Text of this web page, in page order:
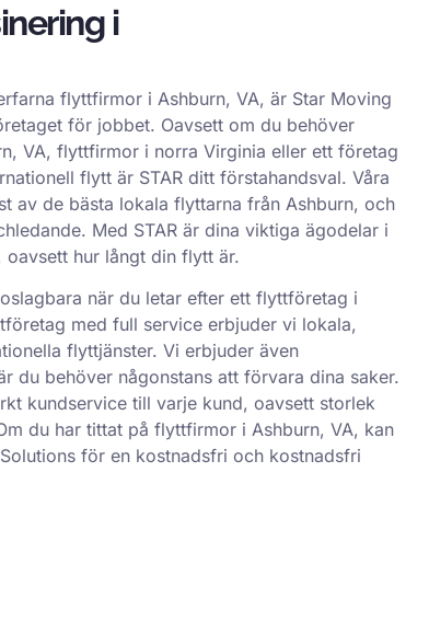
i
flyttfirmor i Ashburn, VA, är Star Moving
för jobbet. Oavsett om du behöver
VA, flyttfirmor i norra Virginia eller ett företag
flytt är STAR ditt förstahandsval. Våra
av de bästa lokala flyttarna från Ashburn, och
Med STAR är dina viktiga ägodelar i
hur långt din flytt är.
när du letar efter ett flyttföretag i
med full service erbjuder vi lokala,
flyttjänster. Vi erbjuder även
du behöver någonstans att förvara dina saker.
kundservice till varje kund, oavsett storlek
du har tittat på flyttfirmor i Ashburn, VA, kan
för en kostnadsfri och kostnadsfri